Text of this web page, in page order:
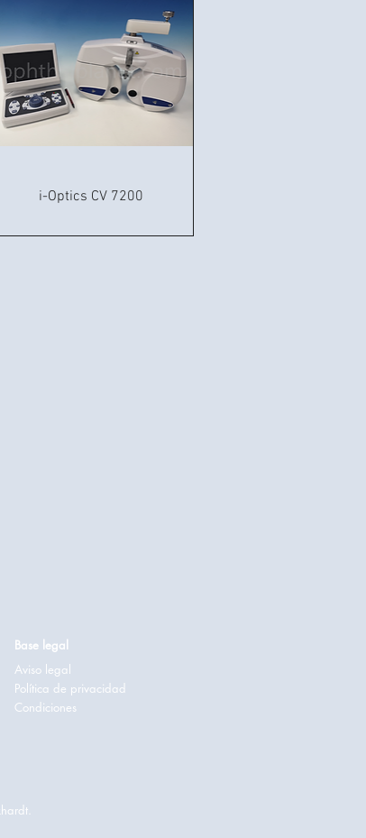
i-Optics CV 7200
Base legal
Aviso legal
Política de privacidad
Condiciones